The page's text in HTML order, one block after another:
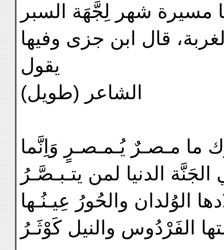
مسيرة شهر لِجَّهَة السبر
قال ابن جزى وفيها
يقول
الشاعر (طويل)
ما مـصـرٌ يُـمـصـرٍ وَاِنَّما
الدنيا لمن يتـبـصَّـرُ
الوُلدان والحُورُ عِيـنُـها
الفَرْدُوس والنيل كَوْثَـرُ